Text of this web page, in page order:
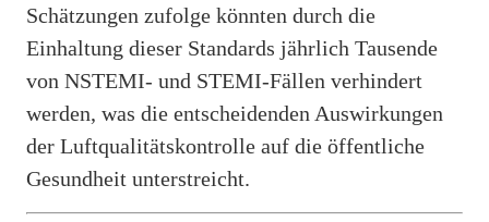
Schätzungen zufolge könnten durch die
Einhaltung dieser Standards jährlich Tausende
von NSTEMI- und STEMI-Fällen verhindert
werden, was die entscheidenden Auswirkungen
der Luftqualitätskontrolle auf die öffentliche
Gesundheit unterstreicht.